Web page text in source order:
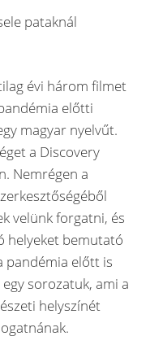
pataknál
évi három filmet
előtti
magyar nyelvűt.
a Discovery
Nemrégen a
velünk forgatni, és
helyeket bemutató
pandémia előtt is
sorozatuk, ami a
helyszínét